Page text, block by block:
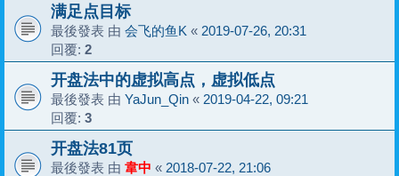
满足点目标
最後發表 由 会飞的鱼K « 2019-07-26, 20:31
回覆: 2
开盘法中的虚拟高点，虚拟低点
最後發表 由 YaJun_Qin « 2019-04-22, 09:21
回覆: 3
开盘法81页
最後發表 由 韋中 « 2018-07-22, 21:06